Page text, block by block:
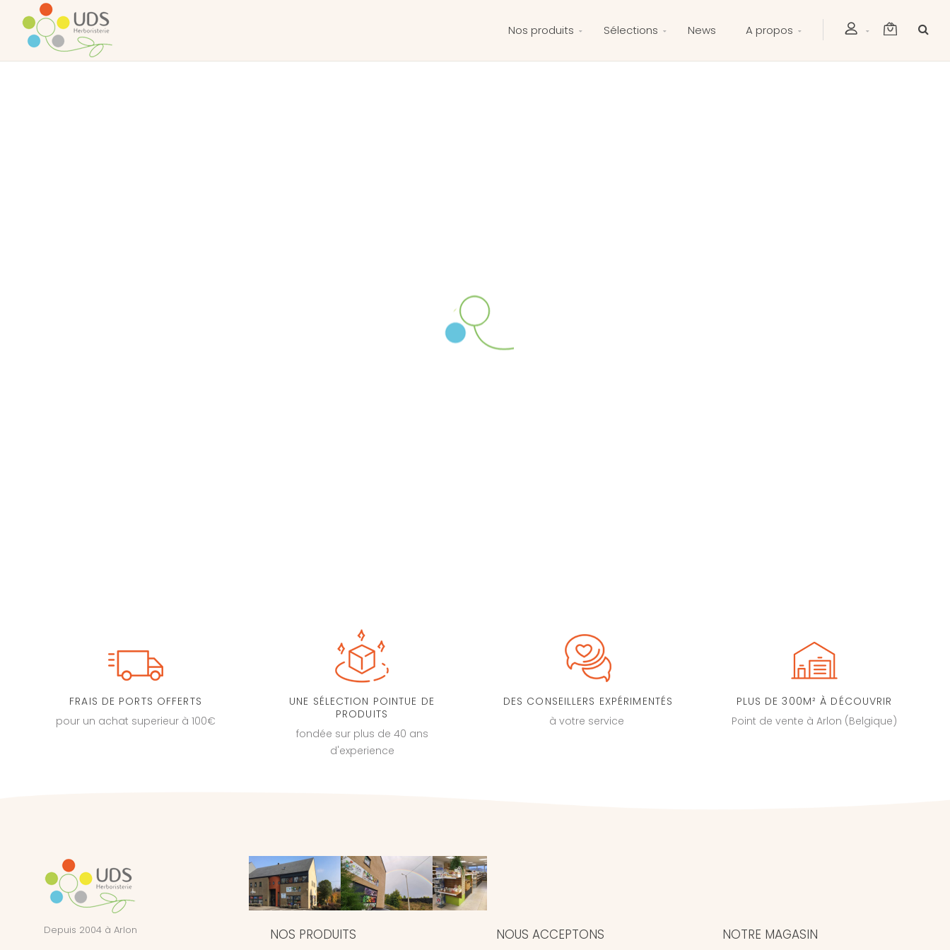
Nos produits Sélections News A propos
FRAIS DE PORTS OFFERTS
pour un achat superieur à 100€
UNE SÉLECTION POINTUE DE
PRODUITS
fondée sur plus de 40 ans
d'experience
DES CONSEILLERS EXPÉRIMENTÉS
à votre service
PLUS DE 300M² À DÉCOUVRIR
Point de vente à Arlon (Belgique)
Depuis 2004 à Arlon NOS PRODUITS NOUS ACCEPTONS NOTRE MAGASIN